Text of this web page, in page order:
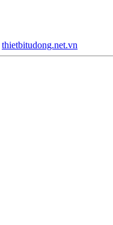
thietbitudong.net.vn